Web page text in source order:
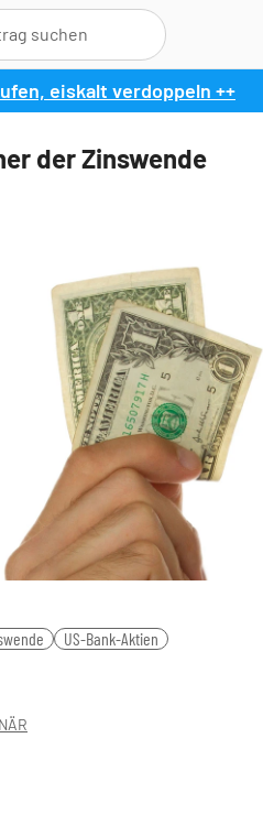
eiskalt verdoppeln ++
der Zinswende
US-Bank-Aktien